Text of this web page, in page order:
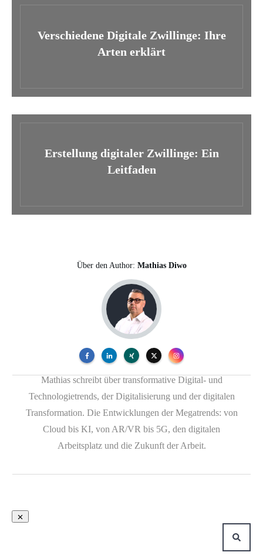
Verschiedene Digitale Zwillinge: Ihre
Arten erklärt
Erstellung digitaler Zwillinge: Ein
Leitfaden
Über den Author: Mathias Diwo
Mathias schreibt über transformative Digital- und
Technologietrends, der Digitalisierung und der digitalen
Transformation. Die Entwicklungen der Megatrends: von
Cloud bis KI, von AR/VR bis 5G, den digitalen
Arbeitsplatz und die Zukunft der Arbeit.